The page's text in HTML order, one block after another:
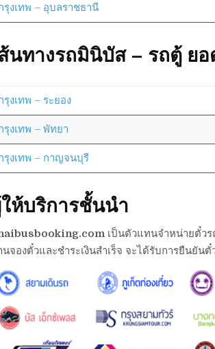
รุงเทพ – อุบลราชธานี
นทางรถมินิบัส – รถตู้ ย
รุงเทพ – ระยอง
รุงเทพ – พัทยา
รุงเทพ – กาญจนบุรี
ห้บริการชั้นนำ
เป็นตัวแทนจำหน่ายตั๋วร
นจองตั๋วและชำระเงินสำเร็จ จะได้รับการยืนยัน